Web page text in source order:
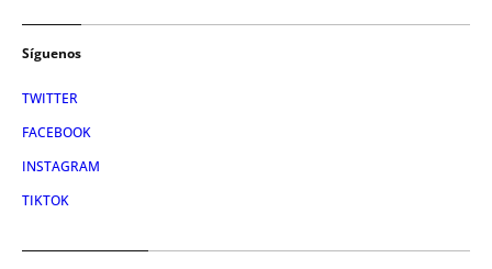
Síguenos
TWITTER
FACEBOOK
INSTAGRAM
TIKTOK